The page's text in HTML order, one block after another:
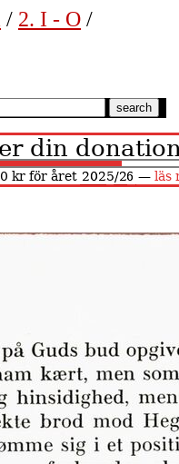
/ 2. I - O /